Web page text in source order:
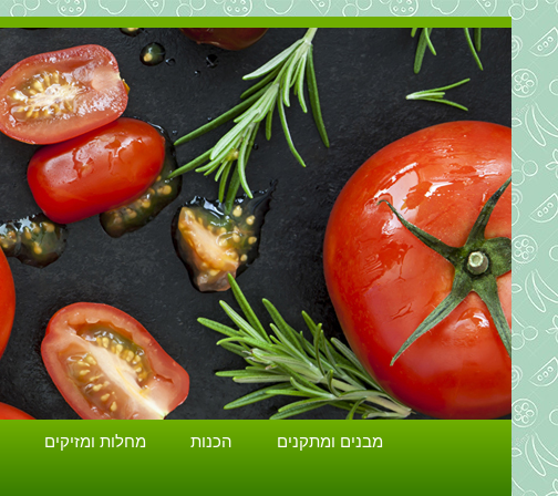
מחלות ומזיקים הכנות מבנים ומתקנים